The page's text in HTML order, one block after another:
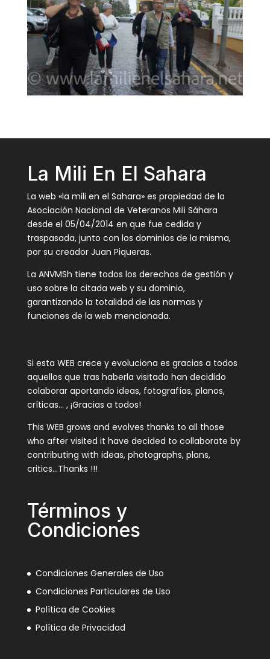
La Mili En El Sahara
La web «la mili en el Sahara» es propiedad de la
Asociación Nacional de Veteranos Mili Sáhara
desde el 05/04/2014 en que fue cedida y
traspasada, junto con los dominios de la misma,
por su creador Juan Piqueras.
La ANVMSh tiene todos los derechos de gestión y
uso sobre la citada web y su dominio,
garantizando la totalidad de las normas y
funciones de la web mencionada.
Si esta WEB crece y evoluciona es gracias a todos
aquellos que tras haberla visitado han decidido
colaborar aportando ideas, fotografías, planos,
críticas… , ¡Gracias a todos!
This WEB grows and evolves thanks to all those
who after visited it have decided to collaborate by
contributing with ideas, photographs, plans,
critics…Thanks !!!
Términos y
Condiciones
Condiciones Generales de Uso
Condiciones Particulares de Uso
Política de Cookies
Política de Privacidad